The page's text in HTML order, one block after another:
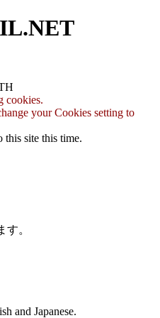
cookies.
your Cookies setting to
this site this time.
。
and Japanese.